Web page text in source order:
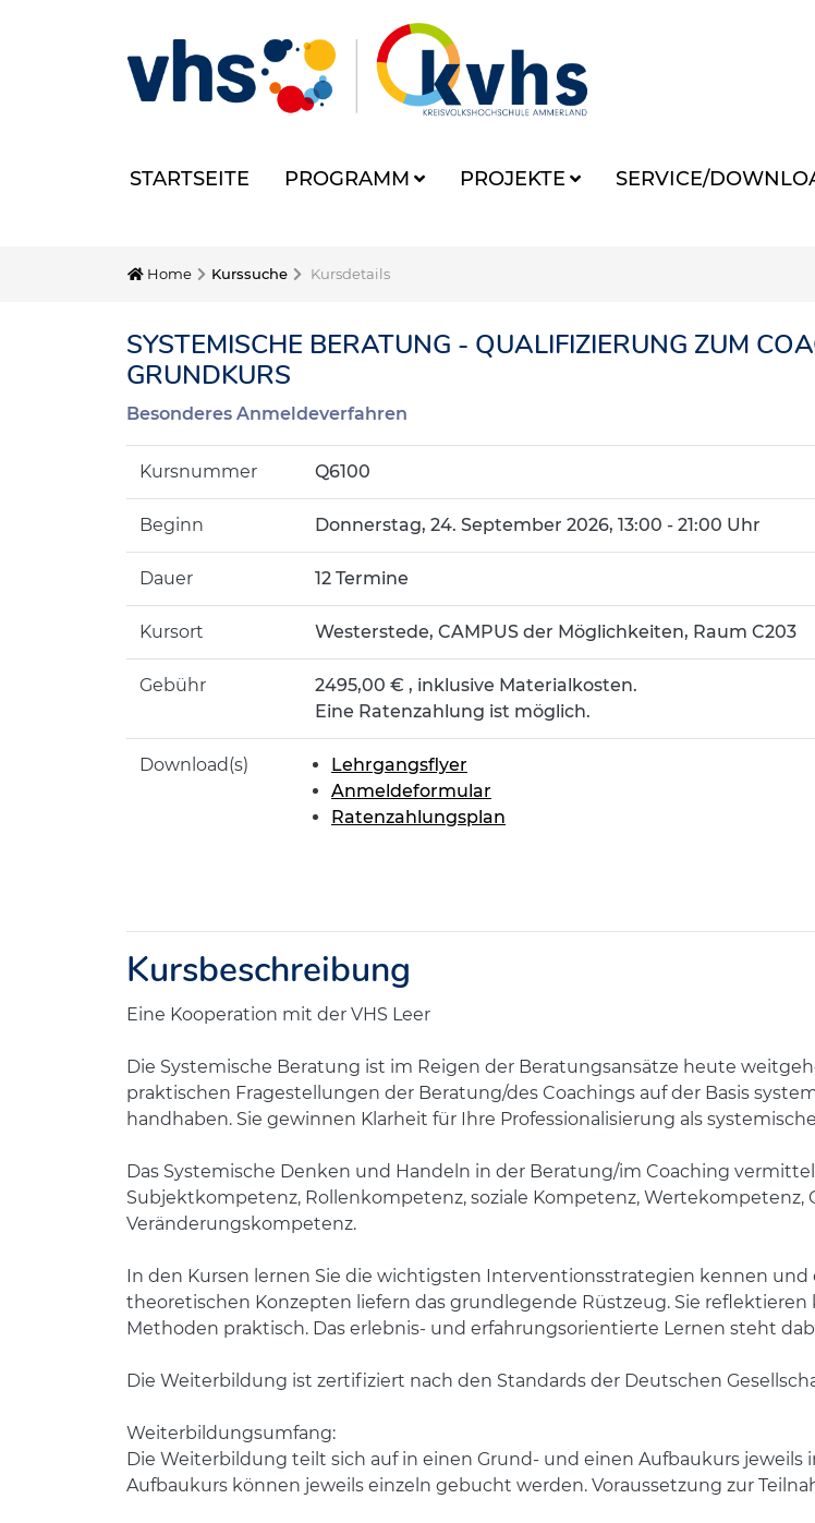
STARTSEITE PROGRAMM PROJEKTE SERVICE/
Home Kurssuche Kursdetails
SYSTEMISCHE BERATUNG - QUALIFIZIERUNG ZUM
GRUNDKURS
Besonderes Anmeldeverfahren
Kursnummer Q6100
Beginn Donnerstag, 24. September 2026, 13:00 - 21:00 Uhr
Dauer 12 Termine
Kursort Westerstede, CAMPUS der Möglichkeiten, Raum C203
Gebühr
2495,00 € , inklusive Materialkosten.
Eine Ratenzahlung ist möglich.
Download(s)
Lehrgangsflyer
Anmeldeformular
Ratenzahlungsplan
Kursbeschreibung
Eine Kooperation mit der VHS Leer
Die Systemische Beratung ist im Reigen der Beratungsansätze heute
praktischen Fragestellungen der Beratung/des Coachings auf der Basis
handhaben. Sie gewinnen Klarheit für Ihre Professionalisierung als
Das Systemische Denken und Handeln in der Beratung/im Coaching
Subjektkompetenz, Rollenkompetenz, soziale Kompetenz,
Veränderungskompetenz.
In den Kursen lernen Sie die wichtigsten Interventionsstrategien kennen
theoretischen Konzepten liefern das grundlegende Rüstzeug. Sie
Methoden praktisch. Das erlebnis- und erfahrungsorientierte Lernen steht
Die Weiterbildung ist zertifiziert nach den Standards der Deutschen
Weiterbildungsumfang:
Die Weiterbildung teilt sich auf in einen Grund- und einen Aufbaukurs
Aufbaukurs können jeweils einzeln gebucht werden. Voraussetzung zur